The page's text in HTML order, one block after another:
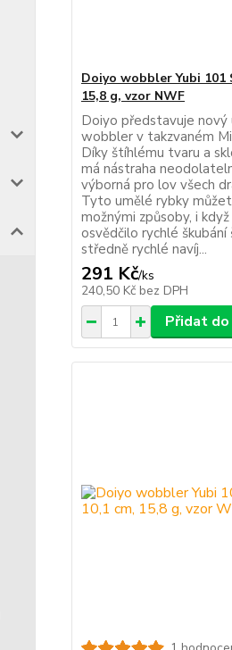
Doiyo wobbler Yubi 101
15,8 g, vzor NWF
Doiyo představuje nový
wobbler v takzvaném
Díky štíhlému tvaru a
má nástraha
výborná pro lov všech
Tyto umělé rybky
možnými způsoby, i
osvědčilo rychlé škubání
středně rychlé navíj...
291 Kč/ks
240,50 Kč bez DPH
Přidat do